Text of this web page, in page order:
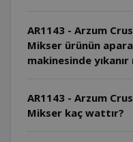
AR1143 - Arzum Crust
Mikser ürünün
makinesinde yıkanır
AR1143 - Arzum
Mikser kaç wattır?